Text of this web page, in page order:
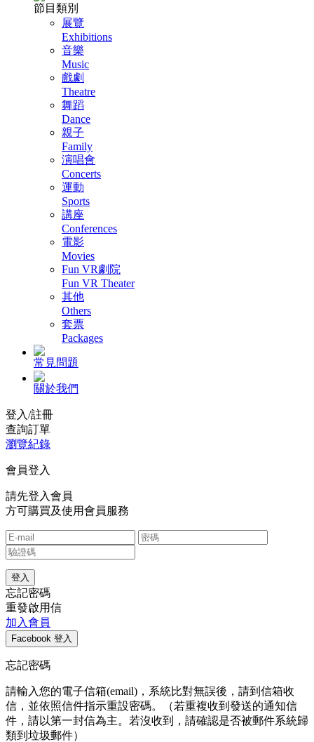
節目類別
展覽
Exhibitions
音樂
Music
戲劇
Theatre
舞蹈
Dance
親子
Family
演唱會
Concerts
運動
Sports
講座
Conferences
電影
Movies
Fun VR劇院
Fun VR Theater
其他
Others
套票
Packages
常見問題
關於我們
登入/註冊
查詢訂單
瀏覽紀錄
會員登入
請先登入會員
方可購買及使用會員服務
忘記密碼
重發啟用信
加入會員
忘記密碼
請輸入您的電子信箱(email)，系統比對無誤後，請到信箱收
信，並依照信件指示重設密碼。（若重複收到發送的通知信
件，請以第一封信為主。若沒收到，請確認是否被郵件系統歸
類到垃圾郵件）